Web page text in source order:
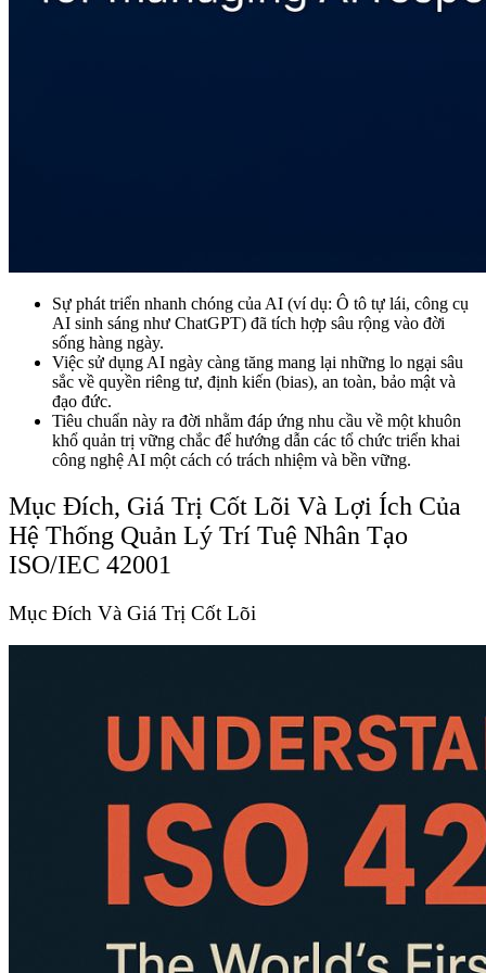
Sự phát triển nhanh chóng của AI (ví dụ: Ô tô tự lái, công cụ
AI sinh sáng như ChatGPT) đã tích hợp sâu rộng vào đời
sống hàng ngày.
Việc sử dụng AI ngày càng tăng mang lại những lo ngại sâu
sắc về quyền riêng tư, định kiến (bias), an toàn, bảo mật và
đạo đức.
Tiêu chuẩn này ra đời nhằm đáp ứng nhu cầu về một khuôn
khổ quản trị vững chắc để hướng dẫn các tổ chức triển khai
công nghệ AI một cách có trách nhiệm và bền vững.
Mục Đích, Giá Trị Cốt Lõi Và Lợi Ích Của
Hệ Thống Quản Lý Trí Tuệ Nhân Tạo
ISO/IEC 42001
Mục Đích Và Giá Trị Cốt Lõi